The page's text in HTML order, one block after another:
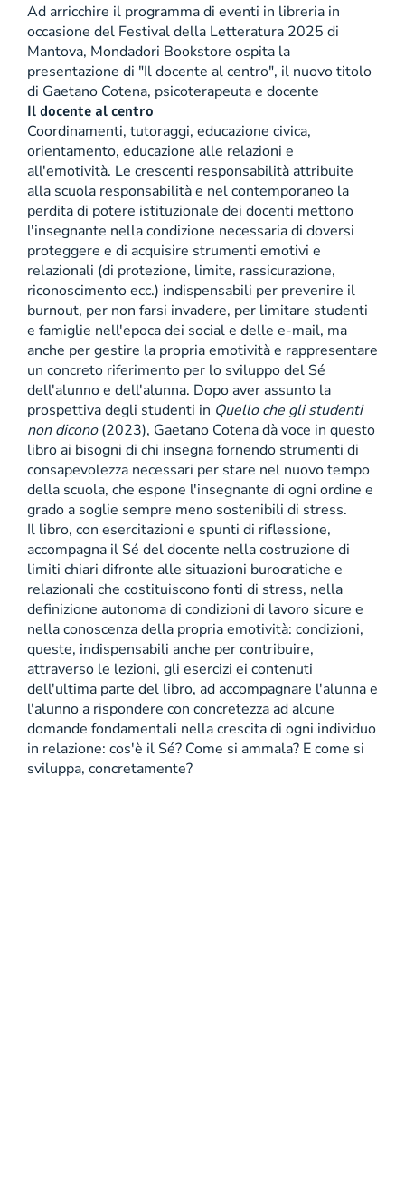
Ad arricchire il programma di eventi in libreria in
occasione del Festival della Letteratura 2025 di
Mantova, Mondadori Bookstore ospita la
presentazione di "Il docente al centro", il nuovo titolo
di Gaetano Cotena, psicoterapeuta e docente
Il docente al centro
Coordinamenti, tutoraggi, educazione civica,
orientamento, educazione alle relazioni e
all'emotività. Le crescenti responsabilità attribuite
alla scuola responsabilità e nel contemporaneo la
perdita di potere istituzionale dei docenti mettono
l'insegnante nella condizione necessaria di doversi
proteggere e di acquisire strumenti emotivi e
relazionali (di protezione, limite, rassicurazione,
riconoscimento ecc.) indispensabili per prevenire il
burnout, per non farsi invadere, per limitare studenti
e famiglie nell'epoca dei social e delle e-mail, ma
anche per gestire la propria emotività e rappresentare
un concreto riferimento per lo sviluppo del Sé
dell'alunno e dell'alunna. Dopo aver assunto la
prospettiva degli studenti in Quello che gli studenti
non dicono(2023), Gaetano Cotena dà voce in questo
libro ai bisogni di chi insegna fornendo strumenti di
consapevolezza necessari per stare nel nuovo tempo
della scuola, che espone l'insegnante di ogni ordine e
grado a soglie sempre meno sostenibili di stress.
Il libro, con esercitazioni e spunti di riflessione,
accompagna il Sé del docente nella costruzione di
limiti chiari difronte alle situazioni burocratiche e
relazionali che costituiscono fonti di stress, nella
definizione autonoma di condizioni di lavoro sicure e
nella conoscenza della propria emotività: condizioni,
queste, indispensabili anche per contribuire,
attraverso le lezioni, gli esercizi ei contenuti
dell'ultima parte del libro, ad accompagnare l'alunna e
l'alunno a rispondere con concretezza ad alcune
domande fondamentali nella crescita di ogni individuo
in relazione: cos'è il Sé? Come si ammala? E come si
sviluppa, concretamente?